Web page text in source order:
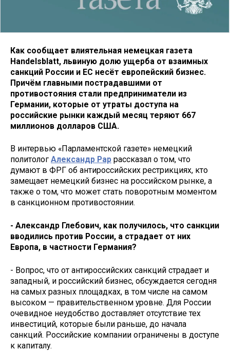
Как сообщает влиятельная немецкая газета
Handelsblatt, львиную долю ущерба от взаимных
санкций России и ЕС несёт европейский бизнес.
Причём главными пострадавшими от
противостояния стали предприниматели из
Германии, которые от утраты доступа на
российские рынки каждый месяц теряют 667
миллионов долларов США.
В интервью «Парламентской газете» немецкий
политолог Александр Рар рассказал о том, что
думают в ФРГ об антироссийских рестрикциях, кто
замещает немецкий бизнес на российском рынке, а
также о том, что может стать поворотным моментом
в санкционном противостоянии.
- Александр Глебович, как получилось, что санкции
вводились против России, а страдает от них
Европа, в частности Германия?
- Вопрос, что от антироссийских санкций страдает и
западный, и российский бизнес, обсуждается сегодня
на самых разных площадках, в том числе на самом
высоком — правительственном уровне. Для России
очевидное неудобство доставляет отсутствие тех
инвестиций, которые были раньше, до начала
санкций. Российские компании ограничены в доступе
к капиталу.